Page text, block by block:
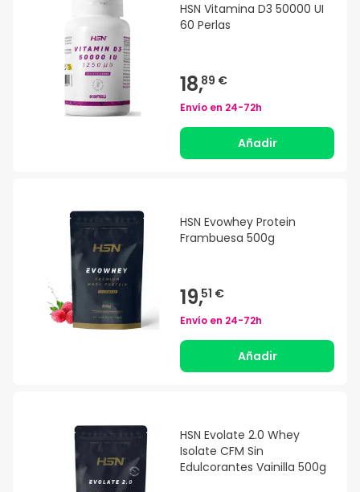
HSN Vitamina D3 50000 UI
60 Perlas
18,89 €
Envío en 24-72h
Añadir
HSN Evowhey Protein
Frambuesa 500g
19,51 €
Envío en 24-72h
Añadir
HSN Evolate 2.0 Whey
Isolate CFM Sin
Edulcorantes Vainilla 500g